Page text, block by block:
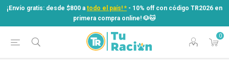
¡Envío gratis: desde $800 a todo el país! * - 10% off con código TR2026 en
primera compra online! ​🐶​🐱
0
¡Envío gratis: desde $800 atodo el país! *
- 10% off con código TR2026 en
primera compra online! ​🐶​🐱